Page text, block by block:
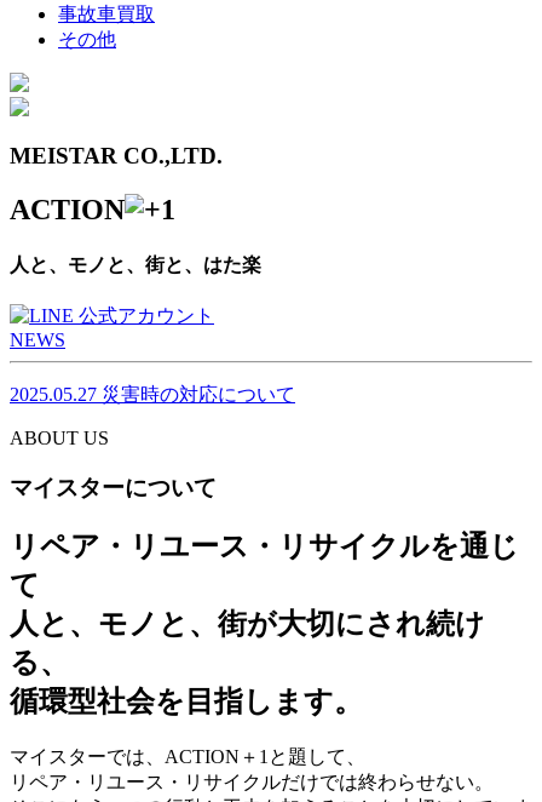
事故車買取
その他
MEISTAR CO.,LTD.
ACTION
人と、モノと、街と、はた楽
NEWS
2025.05.27 災害時の対応について
ABOUT US
マイスターについて
リペア・リユース・リサイクルを通じ
て
人と、モノと、街が大切にされ続け
る、
循環型社会を目指します。
マイスターでは、ACTION＋1と題して、
リペア・リユース・リサイクルだけでは終わらせない。